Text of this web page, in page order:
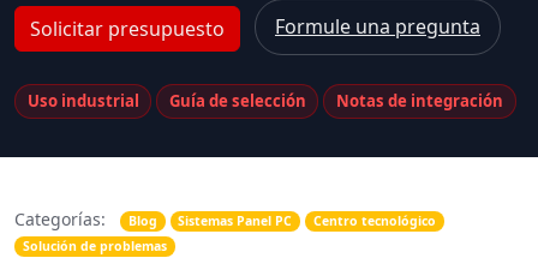
Solicitar presupuesto Formule una pregunta
Uso industrial Guía de selección Notas de integración
Categorías: Blog Sistemas Panel PC
Centro tecnológico
Solución de problemas